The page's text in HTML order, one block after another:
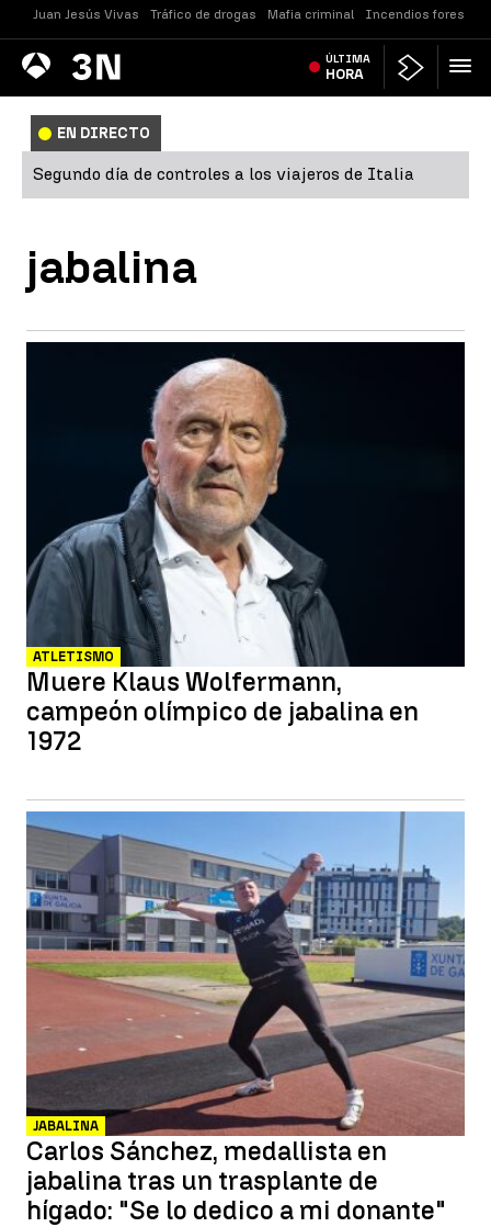
Juan Jesús Vivas Tráfico de drogas Mafia criminal Incendios
Antena
3 Noticias ÚLTIMA
HORA
EN DIRECTO
Segundo día de controles a los viajeros de Italia
jabalina
ATLETISMO
Muere Klaus Wolfermann,
campeón olímpico de jabalina en
1972
JABALINA
Carlos Sánchez, medallista en
jabalina tras un trasplante de
hígado: "Se lo dedico a mi donante"